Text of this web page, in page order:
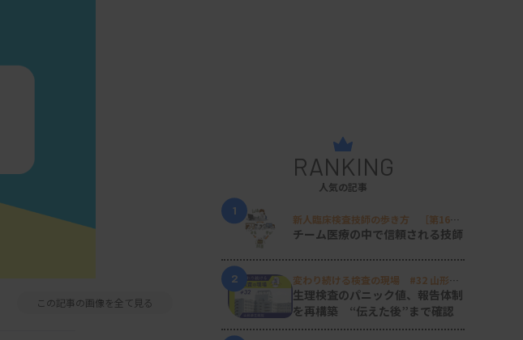
この記事の画像を全て見る
RANKING
人気の記事
1
新人臨床検査技師の歩き方 ［第16
回］
チーム医療の中で信頼される技師
2
変わり続ける検査の現場 #32 山形済
生病院
生理検査のパニック値、報告体制
を再構築 “伝えた後”まで確認